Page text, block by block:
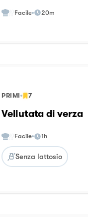
Facile 20m
PRIMI 7
Vellutata di verza
Facile 1h
Senza lattosio